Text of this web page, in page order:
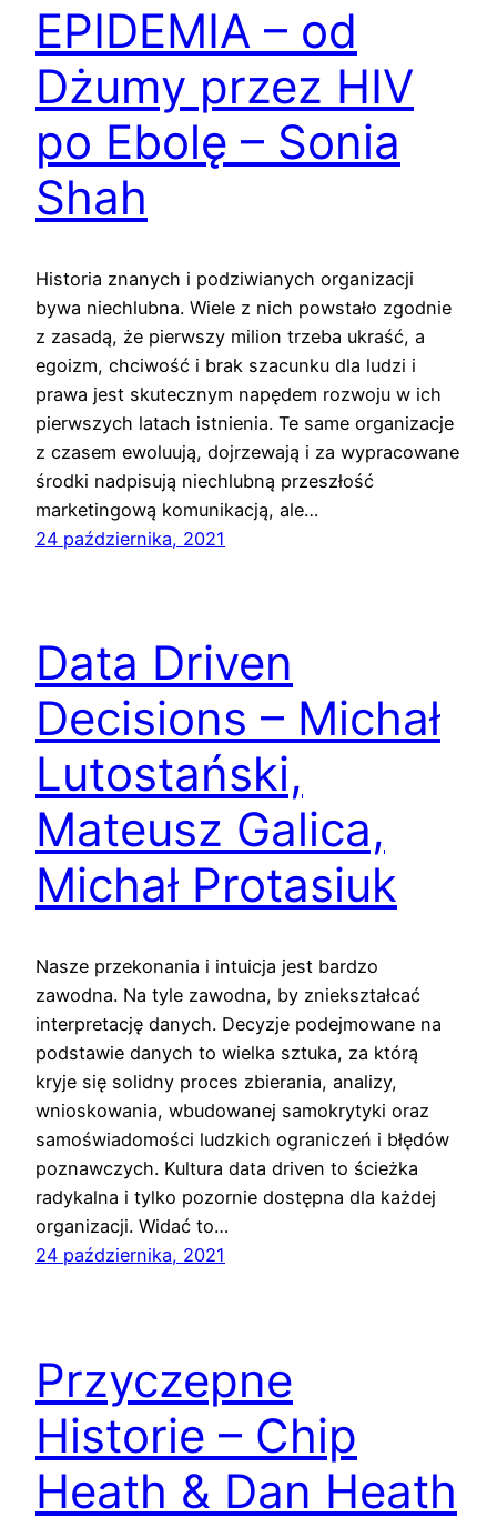
EPIDEMIA – od
Dżumy przez HIV
po Ebolę – Sonia
Shah
Historia znanych i podziwianych organizacji
bywa niechlubna. Wiele z nich powstało zgodnie
z zasadą, że pierwszy milion trzeba ukraść, a
egoizm, chciwość i brak szacunku dla ludzi i
prawa jest skutecznym napędem rozwoju w ich
pierwszych latach istnienia. Te same organizacje
z czasem ewoluują, dojrzewają i za wypracowane
środki nadpisują niechlubną przeszłość
marketingową komunikacją, ale…
24 października, 2021
Data Driven
Decisions – Michał
Lutostański,
Mateusz Galica,
Michał Protasiuk
Nasze przekonania i intuicja jest bardzo
zawodna. Na tyle zawodna, by zniekształcać
interpretację danych. Decyzje podejmowane na
podstawie danych to wielka sztuka, za którą
kryje się solidny proces zbierania, analizy,
wnioskowania, wbudowanej samokrytyki oraz
samoświadomości ludzkich ograniczeń i błędów
poznawczych. Kultura data driven to ścieżka
radykalna i tylko pozornie dostępna dla każdej
organizacji. Widać to…
24 października, 2021
Przyczepne
Historie – Chip
Heath & Dan Heath